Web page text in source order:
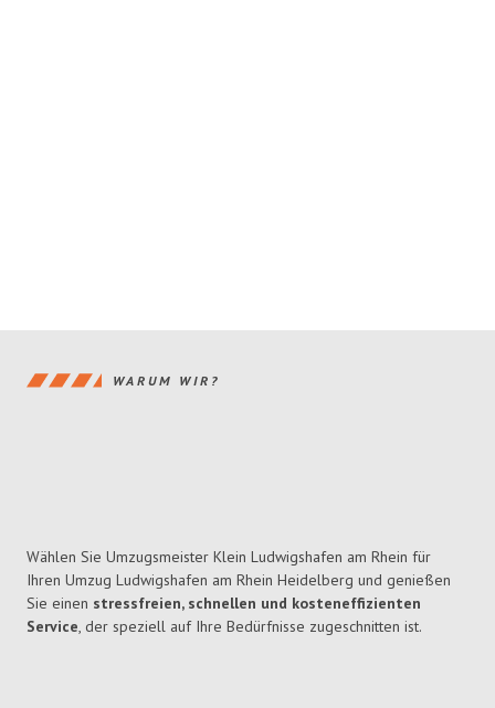
WARUM WIR?
Wählen Sie Umzugsmeister Klein Ludwigshafen am Rhein für
Ihren Umzug Ludwigshafen am Rhein Heidelberg und genießen
Sie einen stressfreien, schnellen und kosteneffizienten
Service, der speziell auf Ihre Bedürfnisse zugeschnitten ist.